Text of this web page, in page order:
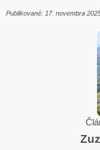
Publikované: 17. novembra